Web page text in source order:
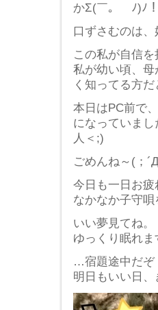
かΣ(￣。￣ﾉ)ﾉ！
口ずさむのは
この私が自信
私が幼い頃、
く知ってる方
本日はPC前で
になっていま
人＜;)
ごめんね～(；
今日も一日お
なかなか子守
いい夢見てね。
ゆっくり眠れま
…宿題途中だぞ
明日もいい日